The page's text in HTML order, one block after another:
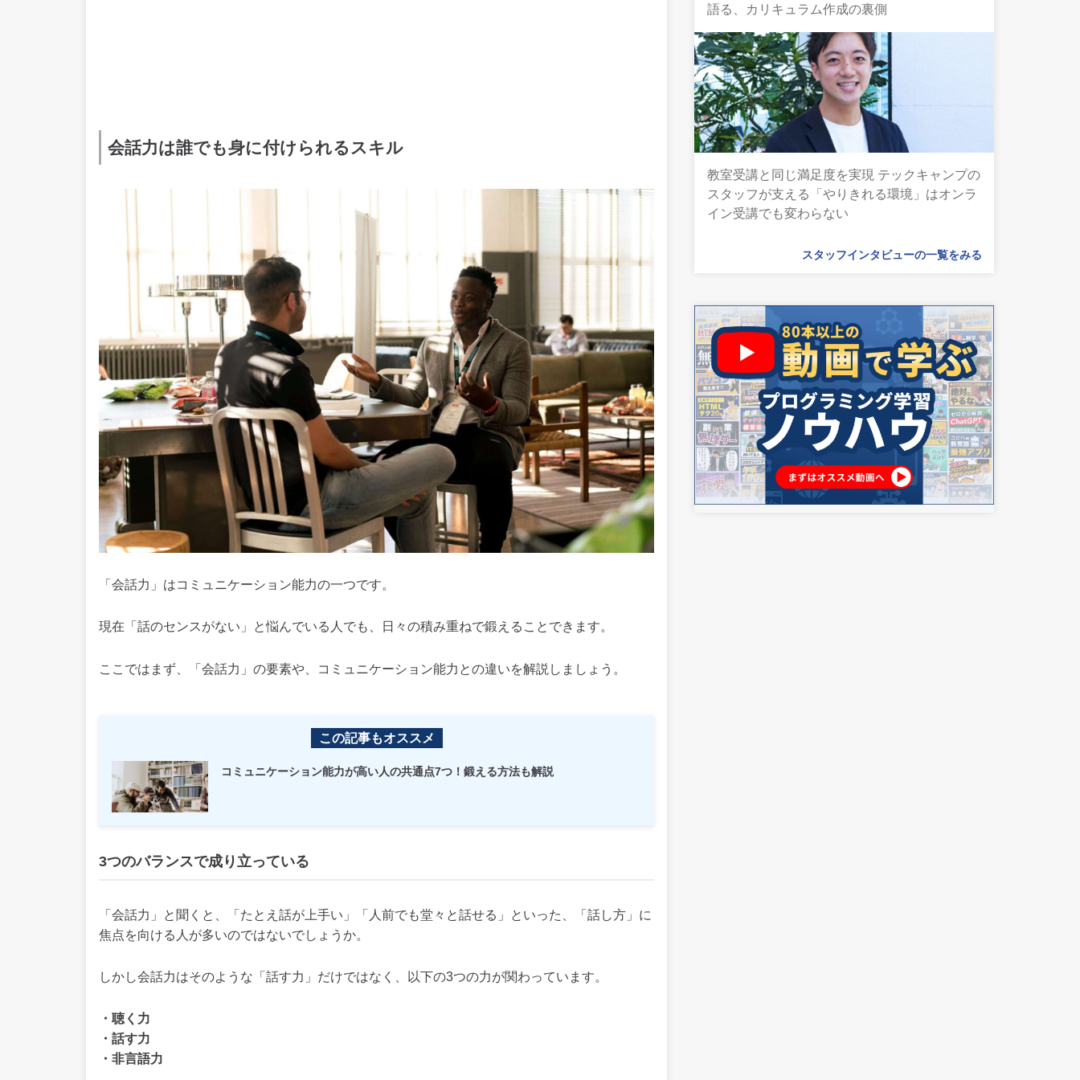
会話力は誰でも身に付けられるスキル
「会話力」はコミュニケーション能力の一つです。
現在「話のセンスがない」と悩んでいる人でも、日々の積み重ねで鍛えることできます。
ここではまず、「会話力」の要素や、コミュニケーション能力との違いを解説しましょう。
この記事もオススメ
コミュニケーション能力が高い人の共通点7つ！鍛える方法も解説
3つのバランスで成り立っている
「会話力」と聞くと、「たとえ話が上手い」「人前でも堂々と話せる」といった、「話し方」に
焦点を向ける人が多いのではないでしょうか。
しかし会話力はそのような「話す力」だけではなく、以下の3つの力が関わっています。
・聴く力
・話す力
・非言語力
語る、カリキュラム作成の裏側
教室受講と同じ満足度を実現 テックキャンプの
スタッフが支える「やりきれる環境」はオンラ
イン受講でも変わらない
スタッフインタビューの一覧をみる